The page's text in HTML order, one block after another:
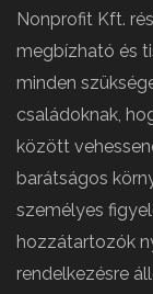
Nonprofit Kft.
megbízható és
minden
családoknak,
között
barátságos
személyes
hozzátartozók
rendelkezésre